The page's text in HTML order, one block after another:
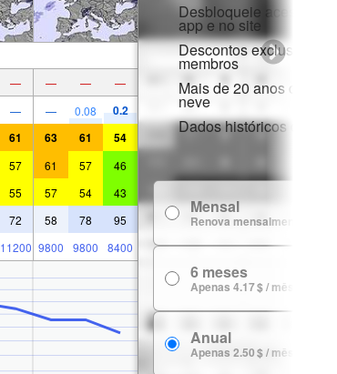
— — — —
— — 0.08 0.2
61 63 61 54
57 61 57 46
55 57 54 43
72 58 78 95
11200 9800 9800 8400
Desbloqueie acesso
app e no site
Descontos exclusivos
membros
Mais de 20 anos de
neve
Dados históricos de
Mensal
Renova mensalmente
6 meses
Apenas 4.17 $ / mês
Anual
Apenas 2.50 $ / mês